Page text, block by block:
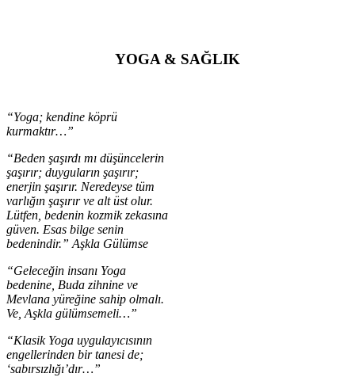
YOGA & SAĞLIK
“Yoga; kendine köprü
kurmaktır…”
“Beden şaşırdı mı düşüncelerin
şaşırır; duyguların şaşırır;
enerjin şaşırır. Neredeyse tüm
varlığın şaşırır ve alt üst olur.
Lütfen, bedenin kozmik zekasına
güven. Esas bilge senin
bedenindir.” Aşkla Gülümse
“Geleceğin insanı Yoga
bedenine, Buda zihnine ve
Mevlana yüreğine sahip olmalı.
Ve, Aşkla gülümsemeli…”
“Klasik Yoga uygulayıcısının
engellerinden bir tanesi de;
‘sabırsızlığı’dır…”